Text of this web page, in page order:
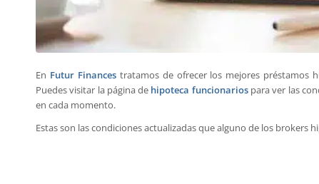
En Futur Financestratamos de ofrecer los mejores préstamos
Puedes visitar la página de hipoteca funcionariospara ver las
en cada momento.
Estas son las condiciones actualizadas que alguno de los